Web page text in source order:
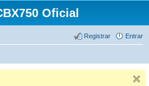
Oficial
Entrar
Registrar